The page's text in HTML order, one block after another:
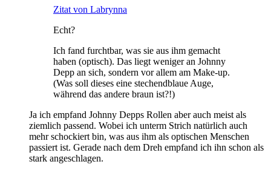
Zitat von Labrynna
Echt?
Ich fand furchtbar, was sie aus ihm gemacht
haben (optisch). Das liegt weniger an Johnny
Depp an sich, sondern vor allem am Make-up.
(Was soll dieses eine stechendblaue Auge,
während das andere braun ist?!)
Ja ich empfand Johnny Depps Rollen aber auch meist als
ziemlich passend. Wobei ich unterm Strich natürlich auch
mehr schockiert bin, was aus ihm als optischen Menschen
passiert ist. Gerade nach dem Dreh empfand ich ihn schon als
stark angeschlagen.